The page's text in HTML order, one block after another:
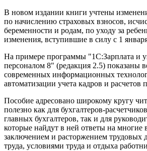
В новом издании книги учтены
по начислению страховых взносов,
беременности и родам, по уходу за
изменения, вступившие в силу с 1
На примере программы "1С:Зарплата и
персоналом 8" (редакция 2.5) показаны
современных информационных
автоматизации учета кадров и расчетов
Пособие адресовано широкому кругу
полезно как для бухгалтеров-
главных бухгалтеров, так и для
которые найдут в ней ответы на многие
заключением и расторжением трудовых
труда, условиями труда и отдыха